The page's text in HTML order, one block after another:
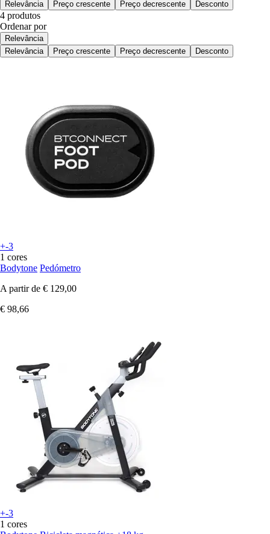
Relevância
Preço crescente Preço decrescente Desconto
4 produtos
Ordenar por
Relevância
Relevância
Preço crescente Preço decrescente Desconto
+-3
1 cores
Bodytone Pedómetro
A partir de € 129,00
€ 98,66
+-3
1 cores